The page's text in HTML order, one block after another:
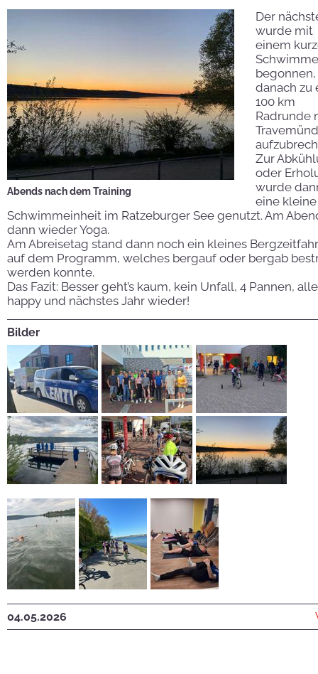
Abends nach dem Training
Der
wurde mit
einem
danach zu
100 km
Radrunde
Zur
oder
wurde
eine kleine
Schwimmeinheit im Ratzeburger See genutzt. Am
dann wieder Yoga.
Am Abreisetag stand dann noch ein kleines
auf dem Programm, welches bergauf oder bergab
werden konnte.
Das Fazit: Besser geht’s kaum, kein Unfall, 4 Pannen, alle
happy und nächstes Jahr wieder!
Bilder
04.05.2026